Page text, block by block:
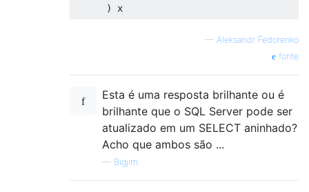
)
x
— Aleksandr Fedorenko
fonte
Esta é uma resposta brilhante ou é
brilhante que o SQL Server pode ser
atualizado em um SELECT aninhado?
Acho que ambos são ...
— Bigjim